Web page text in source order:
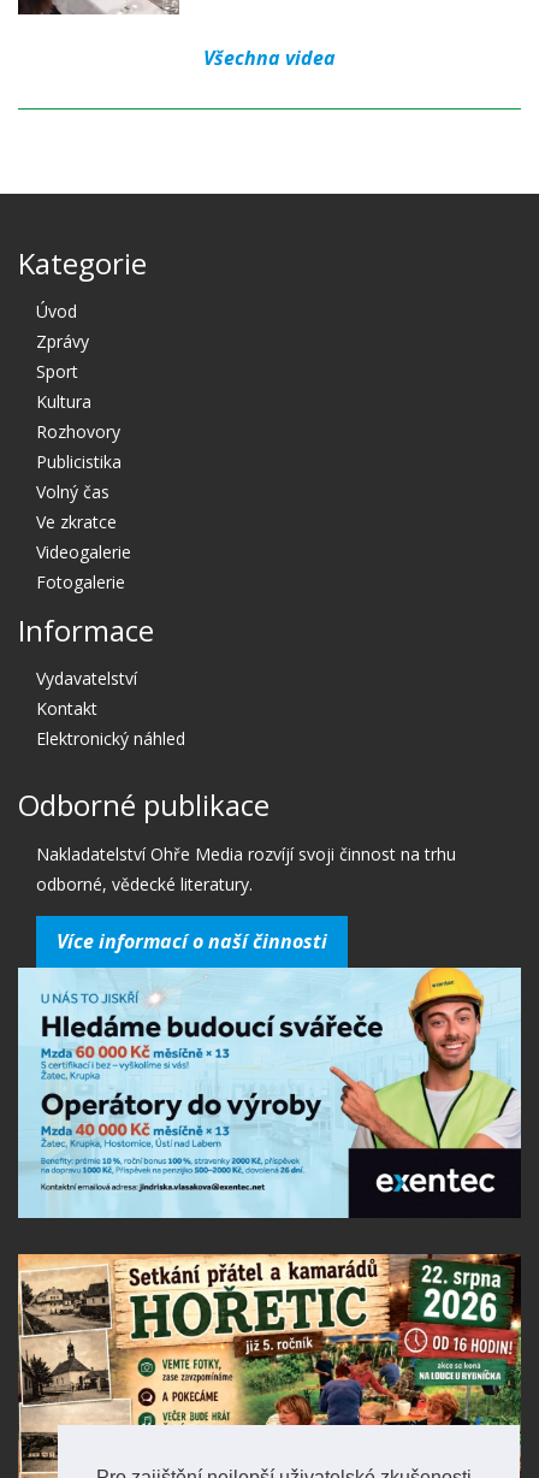
Všechna videa
Kategorie
Úvod
Zprávy
Sport
Kultura
Rozhovory
Publicistika
Volný čas
Ve zkratce
Videogalerie
Fotogalerie
Informace
Vydavatelství
Kontakt
Elektronický náhled
Odborné publikace
Nakladatelství Ohře Media rozvíjí svoji činnost na trhu
odborné, vědecké literatury.
Více informací o naší činnosti